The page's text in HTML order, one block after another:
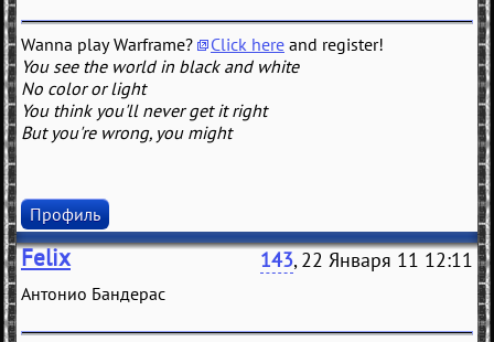
Wanna play Warframe? Click here and register!
You see the world in black and white
No color or light
You think you'll never get it right
But you're wrong, you might
Профиль
Felix 143, 22 Января 11 12:11
Антонио Бaндeрaс